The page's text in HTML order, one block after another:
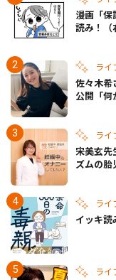
漫画「保
読み！（
ライ
佐々木希
公開「何
ライ
宋美玄先
ズムの胎
ライ
イッキ
ライ